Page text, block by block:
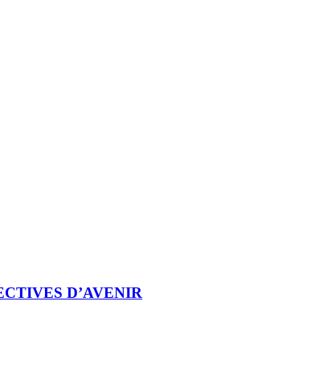
D’AVENIR